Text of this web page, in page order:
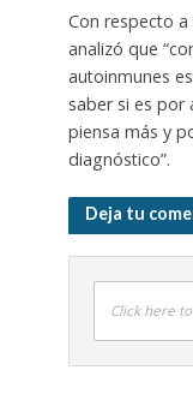
Con respecto
analizó que
autoinmunes
saber si es por
piensa más y
diagnóstico”.
Deja tu
Click here